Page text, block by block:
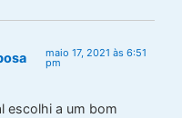
maio 17, 2021 às 6:51
pm
escolhi a um bom